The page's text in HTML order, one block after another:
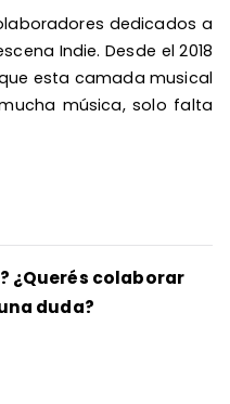
dedicados a
Indie. Desde el 2018
esta camada musical
música, solo falta
¿Querés colaborar
duda?